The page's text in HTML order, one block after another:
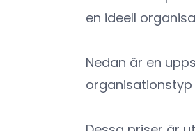
en ideell
Nedan är en
organisationstyp